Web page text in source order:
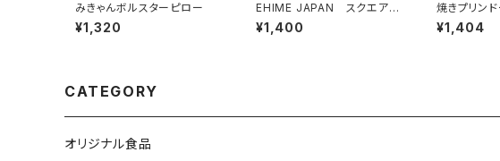
みきゃんボルスターピロー
¥1,320
EHIME JAPAN スクエアポ
ーチ
¥1,400
焼きプリン
¥1,404
CATEGORY
オリジナル食品